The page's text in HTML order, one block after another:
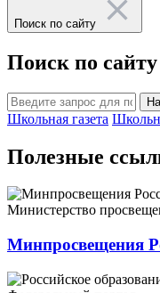
Поиск по сайту
Поиск по сайту
Школьная газета
Полезные
Министерство
Минпросвещения